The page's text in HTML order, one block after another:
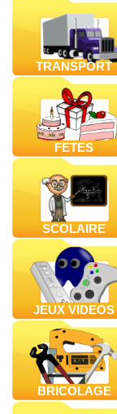
TRANSPORT
FETES
SCOLAIRE
JEUX VIDEOS
BRICOLAGE